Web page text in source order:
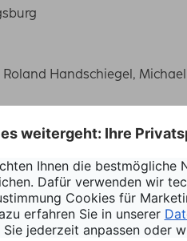
Handschiegel,
2 Elektro- und
ressourcen-abfall/